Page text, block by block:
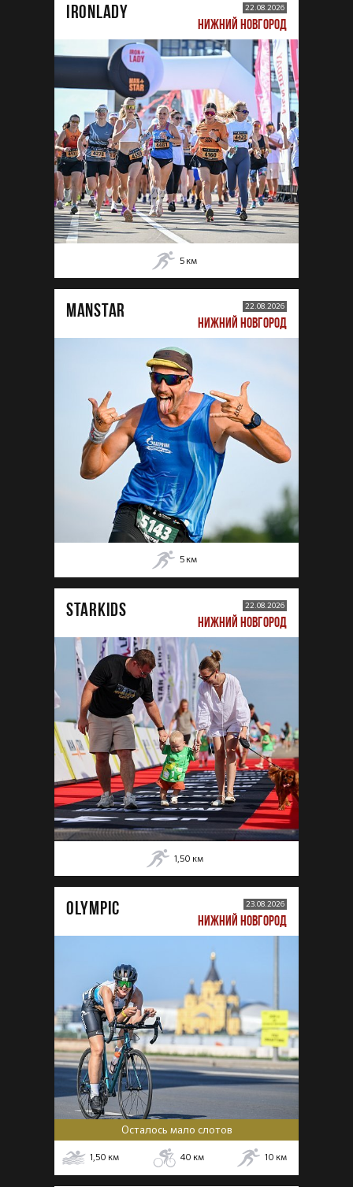
IRONLADY 22.08.2026
НИЖНИЙ НОВГОРОД
5 км
MANSTAR 22.08.2026
НИЖНИЙ НОВГОРОД
5 км
STARKIDS 22.08.2026
НИЖНИЙ НОВГОРОД
1,50 км
OLYMPIC 23.08.2026
НИЖНИЙ НОВГОРОД
Осталось мало слотов
1,50 км 40 км 10 км